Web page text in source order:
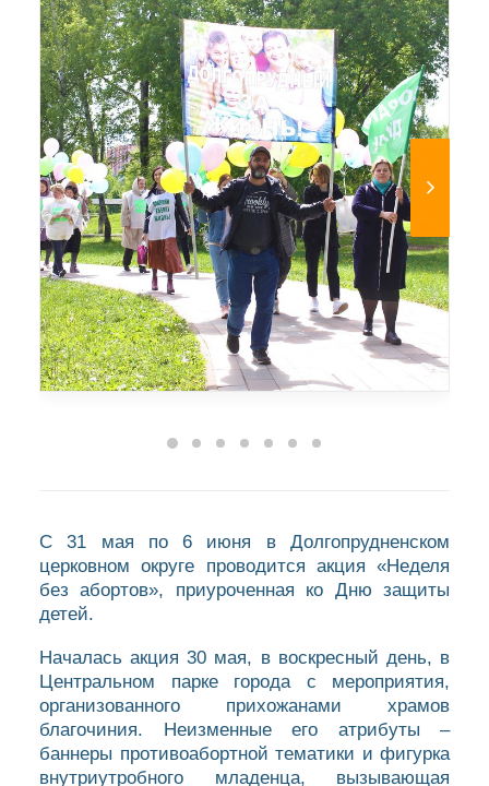
С 31 мая по 6 июня в Долгопрудненском
церковном округе проводится акция «Неделя
без абортов», приуроченная ко Дню защиты
детей.
Началась акция 30 мая, в воскресный день, в
Центральном парке города с мероприятия,
организованного прихожанами храмов
благочиния. Неизменные его атрибуты –
баннеры противоабортной тематики и фигурка
внутриутробного младенца, вызывающая